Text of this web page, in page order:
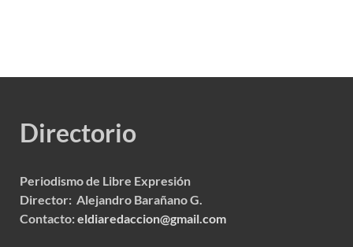
Directorio
Periodismo de Libre Expresión
Director: Alejandro Barañano G.
Contacto:eldiaredaccion@gmail.com